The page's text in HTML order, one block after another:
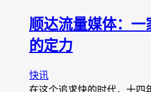
顺达流量媒体：
的定力
快讯